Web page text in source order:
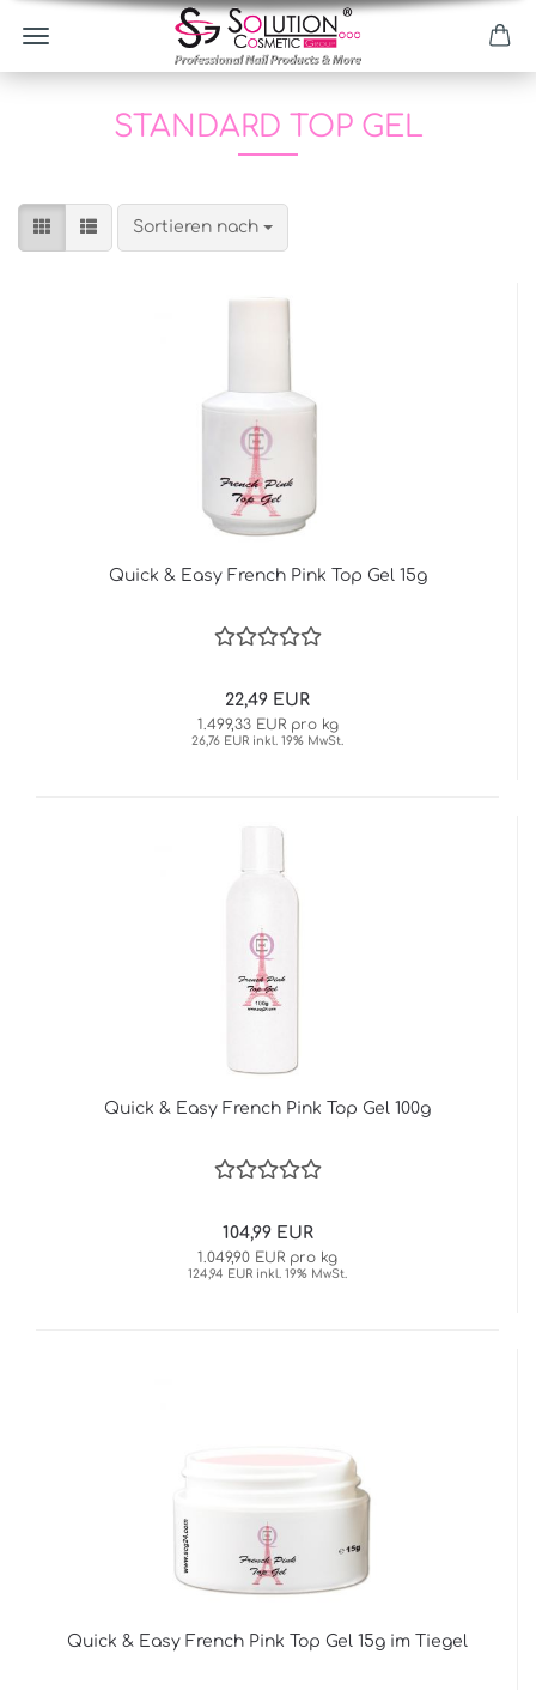
STANDARD TOP GEL
Sortieren nach
Sortieren nach
Quick & Easy French Pink Top Gel 15g
22,49 EUR
1.499,33 EUR pro kg
26,76 EUR inkl. 19% MwSt.
Quick & Easy French Pink Top Gel 100g
104,99 EUR
1.049,90 EUR pro kg
124,94 EUR inkl. 19% MwSt.
Quick & Easy French Pink Top Gel 15g im Tiegel